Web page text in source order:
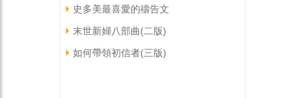
史多美最喜愛的禱告文
末世新婦八部曲(二版)
如何帶領初信者(三版)